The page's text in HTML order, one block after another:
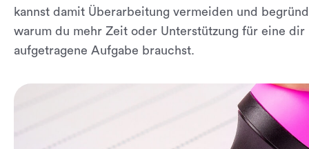
kannst damit Überarbeitung vermeiden und
warum du mehr Zeit oder Unterstützung für eine dir
aufgetragene Aufgabe brauchst.